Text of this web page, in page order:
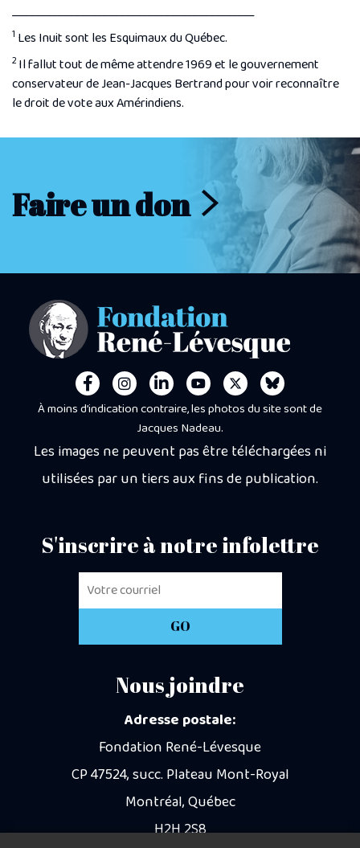
___________________________________________
1 Les Inuit sont les Esquimaux du Québec.
2 Il fallut tout de même attendre 1969 et le gouvernement
conservateur de Jean-Jacques Bertrand pour voir reconnaître
le droit de vote aux Amérindiens.
Faire un don
À moins d’indication contraire, les photos du site sont de
Jacques Nadeau.
Les images ne peuvent pas être téléchargées ni
utilisées par un tiers aux fins de publication.
S'inscrire à notre infolettre
Nous joindre
Adresse postale:
Fondation René-Lévesque
CP 47524, succ. Plateau Mont-Royal
Montréal, Québec
H2H 2S8